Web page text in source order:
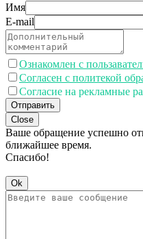
Имя
E-mail
Ознакомлен с
Согласен с политекой
Согласие на рекламные
Отправить
Close
Ваше обращение успешно
ближайшее время.
Спасибо!
Ok